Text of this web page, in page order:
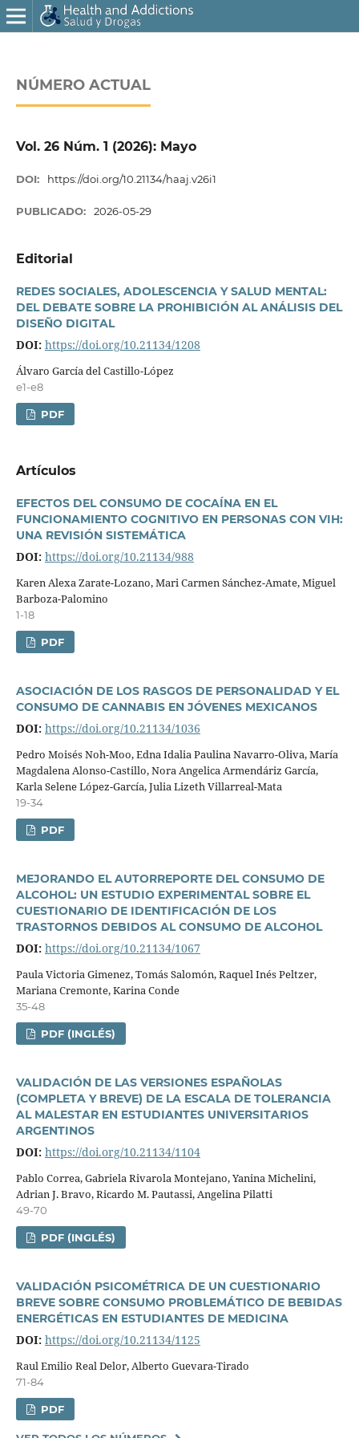
NÚMERO ACTUAL
Vol. 26 Núm. 1 (2026): Mayo
DOI: https://doi.org/10.21134/haaj.v26i1
PUBLICADO: 2026-05-29
Editorial
REDES SOCIALES, ADOLESCENCIA Y SALUD MENTAL:
DEL DEBATE SOBRE LA PROHIBICIÓN AL ANÁLISIS DEL
DISEÑO DIGITAL
DOI: https://doi.org/10.21134/1208
Álvaro Garcí­a del Castillo-López
e1-e8
PDF
Artí­culos
EFECTOS DEL CONSUMO DE COCAÍNA EN EL
FUNCIONAMIENTO COGNITIVO EN PERSONAS CON VIH:
UNA REVISIÓN SISTEMÁTICA
DOI: https://doi.org/10.21134/988
Karen Alexa Zarate-Lozano, Mari Carmen Sánchez-Amate, Miguel
Barboza-Palomino
1-18
PDF
ASOCIACIÓN DE LOS RASGOS DE PERSONALIDAD Y EL
CONSUMO DE CANNABIS EN JÓVENES MEXICANOS
DOI: https://doi.org/10.21134/1036
Pedro Moisés Noh-Moo, Edna Idalia Paulina Navarro-Oliva, Marí­a
Magdalena Alonso-Castillo, Nora Angelica Armendáriz Garcí­a,
Karla Selene López-Garcí­a, Julia Lizeth Villarreal-Mata
19-34
PDF
MEJORANDO EL AUTORREPORTE DEL CONSUMO DE
ALCOHOL: UN ESTUDIO EXPERIMENTAL SOBRE EL
CUESTIONARIO DE IDENTIFICACIÓN DE LOS
TRASTORNOS DEBIDOS AL CONSUMO DE ALCOHOL
DOI: https://doi.org/10.21134/1067
Paula Victoria Gimenez, Tomás Salomón, Raquel Inés Peltzer,
Mariana Cremonte, Karina Conde
35-48
PDF (INGLÉS)
VALIDACIÓN DE LAS VERSIONES ESPAÑOLAS
(COMPLETA Y BREVE) DE LA ESCALA DE TOLERANCIA
AL MALESTAR EN ESTUDIANTES UNIVERSITARIOS
ARGENTINOS
DOI: https://doi.org/10.21134/1104
Pablo Correa, Gabriela Rivarola Montejano, Yanina Michelini,
Adrian J. Bravo, Ricardo M. Pautassi, Angelina Pilatti
49-70
PDF (INGLÉS)
VALIDACIÓN PSICOMÉTRICA DE UN CUESTIONARIO
BREVE SOBRE CONSUMO PROBLEMÁTICO DE BEBIDAS
ENERGÉTICAS EN ESTUDIANTES DE MEDICINA
DOI: https://doi.org/10.21134/1125
Raul Emilio Real Delor, Alberto Guevara-Tirado
71-84
PDF